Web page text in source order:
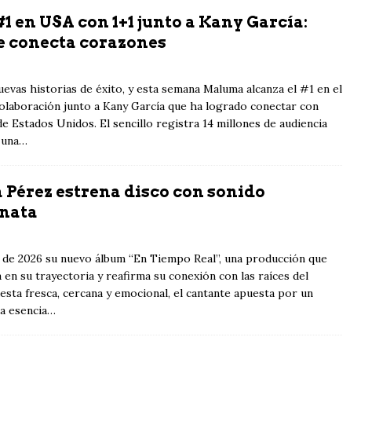
USA con 1+1 junto a Kany García:
corazones
historias de éxito, y esta semana Maluma alcanza el #1 en el
junto a Kany García que ha logrado conectar con
Estados Unidos. El sencillo registra 14 millones de audiencia
Pérez estrena disco con sonido
2026 su nuevo álbum “En Tiempo Real”, una producción que
su trayectoria y reafirma su conexión con las raíces del
fresca, cercana y emocional, el cantante apuesta por un
esencia…